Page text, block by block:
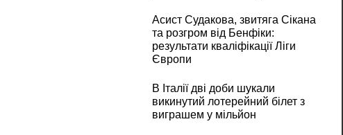
Асист Судакова, звитяга Сікана
та розгром від Бенфіки:
результати кваліфікації Ліги
Європи
В Італії дві доби шукали
викинутий лотерейний білет з
виграшем у мільйон